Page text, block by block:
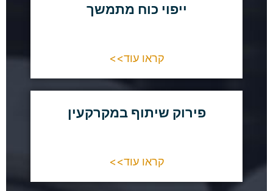
ייפוי כוח מתמשך
קראו עוד>>
פירוק שיתוף במקרקעין
קראו עוד>>